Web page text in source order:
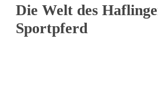
Die Welt des
Sportpferd